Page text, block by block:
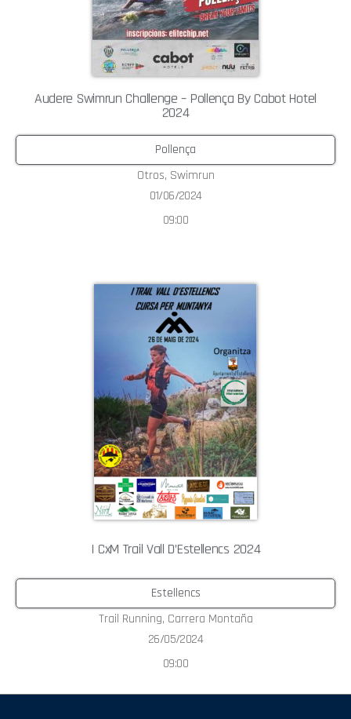
Audere Swimrun Challenge – Pollença By Cabot Hotel
2024
Pollença
Otros, Swimrun
01/06/2024
09:00
I CxM Trail Vall D’Estellencs 2024
Estellencs
Trail Running, Carrera Montaña
26/05/2024
09:00